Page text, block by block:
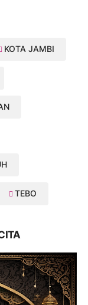
KOTA JAMBI
TEBO